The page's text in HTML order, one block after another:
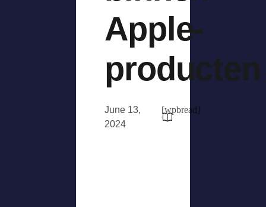
Apple-
producten
June 13,
2024
[wpbread]